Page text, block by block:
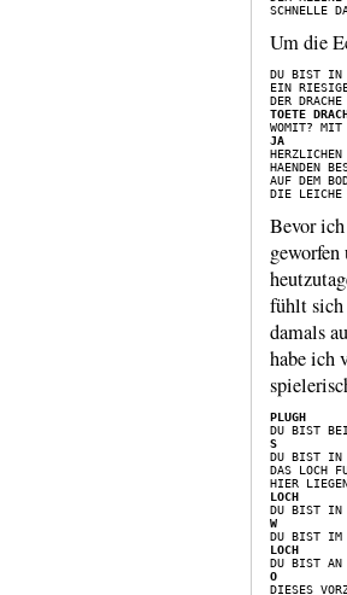
Um die
DU BIST IN
EIN
TOETE
JA
HAENDEN
AUF DEM
Bevor
fühlt sich
damals
habe ich
PLUGH
S
DAS LOCH
LOCH
W
LOCH
O